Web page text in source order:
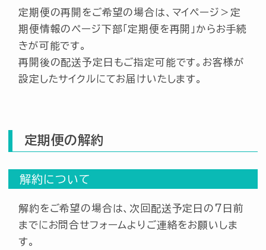
定期便の再開をご希望の場合は、マイページ＞定
期便情報のページ下部「定期便を再開」からお手続
きが可能です。
再開後の配送予定日もご指定可能です。お客様が
設定したサイクルにてお届けいたします。
定期便の解約
解約について
解約をご希望の場合は、次回配送予定日の7日前
までにお問合せフォームよりご連絡をお願いしま
す。